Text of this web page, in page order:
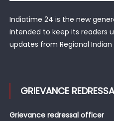
Indiatime 24 is the new
intended to keep its readers
updates from Regional Indian
GRIEVANCE
Grievance redressal officer